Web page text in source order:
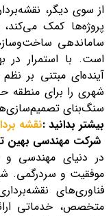
از سوی دیگر،
پروژه‌ها کمک
ساماندهی
است. با استمرار در
آینده‌ای مبتنی بر
شهری را برای
سنگ‌بنای
بیشتر بدانید :نقشه
شرکت مهندسی بهین
در دنیای مهندسی
موفقیت و سردرگمی.
فناوری‌های
متخصص، خدماتی